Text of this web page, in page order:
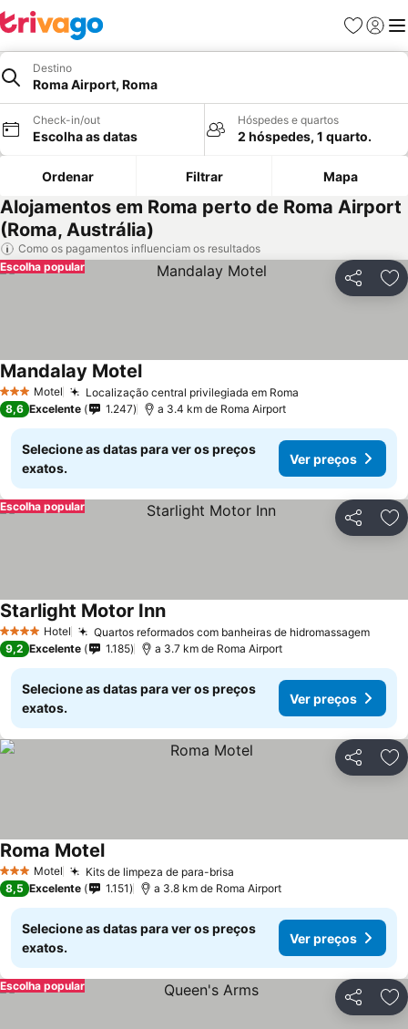
Favoritos
Iniciar
Destino
Roma Airport, Roma
Check-in/out
Escolha as datas
Hóspedes e quartos
2 hóspedes, 1 quarto.
Ordenar Filtrar Mapa
Alojamentos em Roma perto de Roma Airport
(Roma, Austrália)
Como os pagamentos influenciam os resultados
Partilhar
Escolha popular
3 EstrelasMotel Localização central privilegiada em Roma
Mandalay Motel
8,6 Excelente 1.247 a 3.4 km de Roma Airport
Selecione as datas para ver os preços
exatos.
Ver preços
Partilhar
Escolha popular
4 EstrelasHotel Quartos reformados com banheiras de hidromassagem
Starlight Motor Inn
9,2 Excelente 1.185 a 3.7 km de Roma Airport
Selecione as datas para ver os preços
exatos.
Ver preços
Partilhar
3 EstrelasMotel Kits de limpeza de para-brisa
Roma Motel
8,5 Excelente 1.151 a 3.8 km de Roma Airport
Selecione as datas para ver os preços
exatos.
Ver preços
Partilhar
Escolha popular